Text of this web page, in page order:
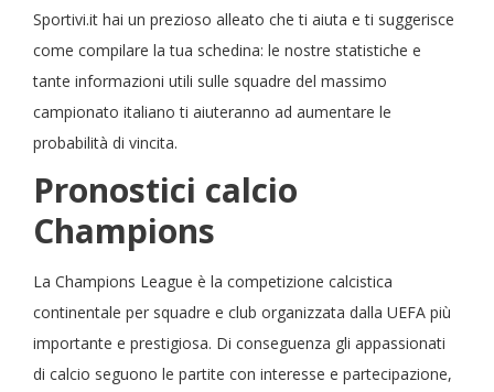
Sportivi.it hai un prezioso alleato che ti aiuta e ti suggerisce
come compilare la tua schedina: le nostre statistiche e
tante informazioni utili sulle squadre del massimo
campionato italiano ti aiuteranno ad aumentare le
probabilità di vincita.
Pronostici calcio
Champions
La Champions League è la competizione calcistica
continentale per squadre e club organizzata dalla UEFA più
importante e prestigiosa. Di conseguenza gli appassionati
di calcio seguono le partite con interesse e partecipazione,